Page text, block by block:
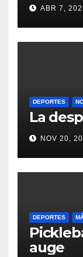
ABR 7,
DEPORTES
La
NOV 20,
DEPORTES
auge